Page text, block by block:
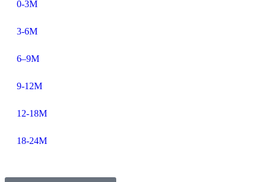
0-3M
3-6M
6–9M
9-12M
12-18M
18-24M